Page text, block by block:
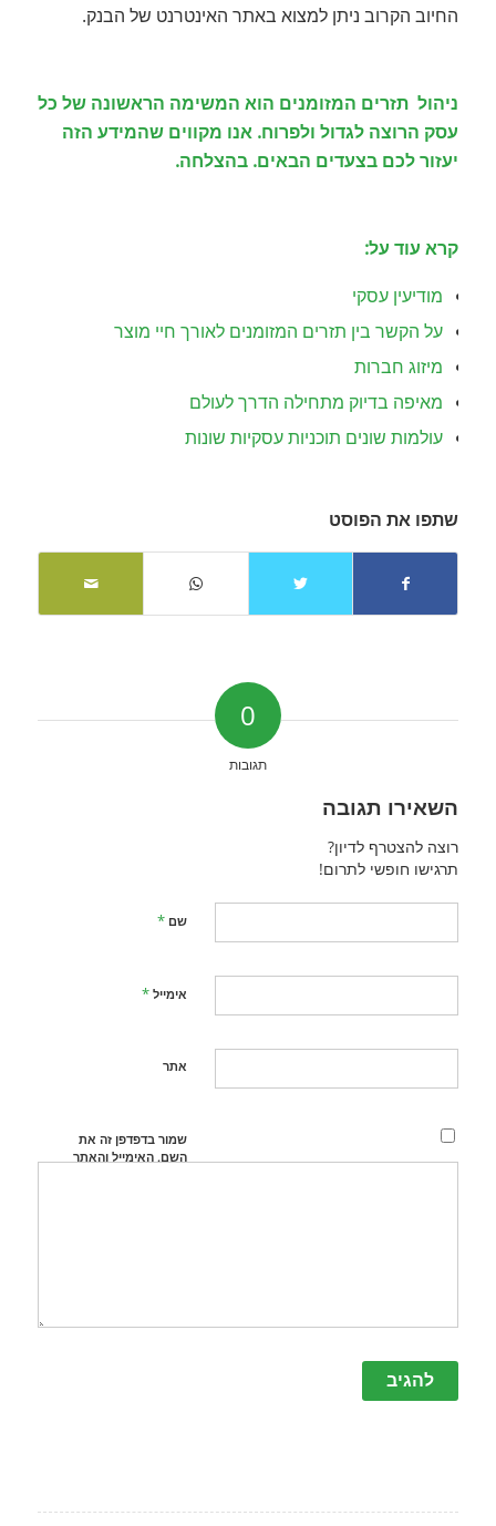
החיוב הקרוב ניתן למצוא באתר האינטרנט של הבנק.
ניהול תזרים המזומנים הוא המשימה הראשונה של כל
עסק הרוצה לגדול ולפרוח. אנו מקווים שהמידע הזה
יעזור לכם בצעדים הבאים. בהצלחה.
קרא עוד על:
מודיעין עסקי
על הקשר בין תזרים המזומנים לאורך חיי מוצר
מיזוג חברות
מאיפה בדיוק מתחילה הדרך לעולם
עולמות שונים תוכניות עסקיות שונות
שתפו את הפוסט
0
תגובות
השאירו תגובה
רוצה להצטרף לדיון?
תרגישו חופשי לתרום!
שם *
אימייל *
אתר
שמור בדפדפן זה את
השם, האימייל והאתר